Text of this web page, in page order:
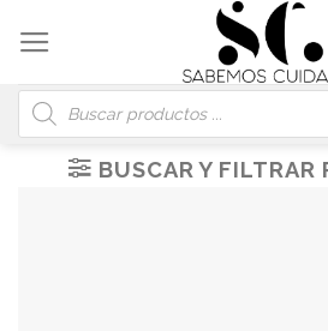
content
Búsqueda
de
productos
BUSCAR Y FILTRAR